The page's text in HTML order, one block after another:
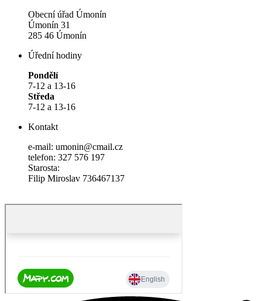
Obecní úřad Úmonín
Úmonín 31
285 46 Úmonín
Úřední hodiny
Pondělí
7-12 a 13-16
Středa
7-12 a 13-16
Kontakt
e-mail: umonin@cmail.cz
telefon: 327 576 197
Starosta:
Filip Miroslav 736467137